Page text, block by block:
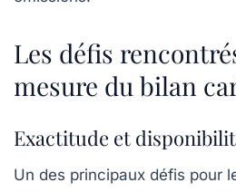
Les défis
mesure du bilan
Exactitude et
Un des principaux défis pour